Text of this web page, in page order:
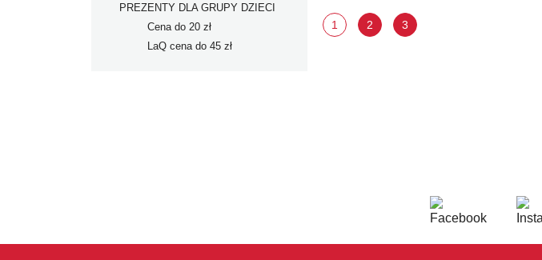
PREZENTY DLA GRUPY DZIECI
Cena do 20 zł
LaQ cena do 45 zł
1 2 3